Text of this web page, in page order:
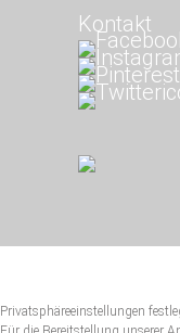
Kontakt
Privatsphäreeinstellungen